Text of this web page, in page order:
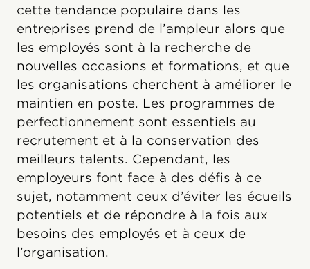
cette tendance populaire dans les
entreprises prend de l’ampleur alors que
les employés sont à la recherche de
nouvelles occasions et formations, et que
les organisations cherchent à améliorer le
maintien en poste. Les programmes de
perfectionnement sont essentiels au
recrutement et à la conservation des
meilleurs talents. Cependant, les
employeurs font face à des défis à ce
sujet, notamment ceux d’éviter les écueils
potentiels et de répondre à la fois aux
besoins des employés et à ceux de
l’organisation.